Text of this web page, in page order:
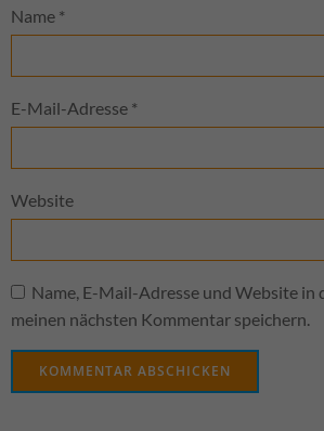
Name *
E-Mail-Adresse *
Website
Name, E-Mail-Adresse und Website in
meinen nächsten Kommentar speichern.